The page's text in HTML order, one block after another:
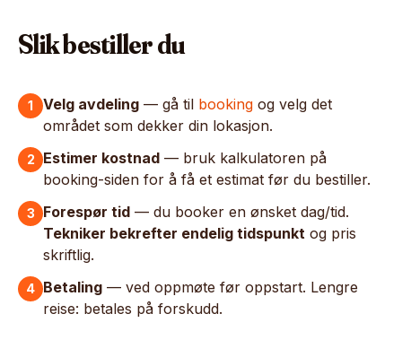
Slik bestiller du
1 Velg avdeling — gå til booking og velg det
området som dekker din lokasjon.
2 Estimer kostnad — bruk kalkulatoren på
booking-siden for å få et estimat før du bestiller.
3 Forespør tid — du booker en ønsket dag/tid.
Tekniker bekrefter endelig tidspunkt og pris
skriftlig.
4 Betaling — ved oppmøte før oppstart. Lengre
reise: betales på forskudd.